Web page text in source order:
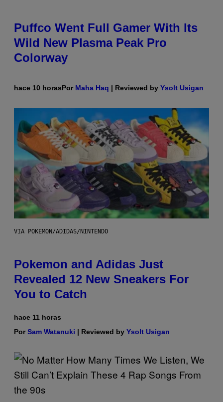
Puffco Went Full Gamer With Its
Wild New Plasma Peak Pro
Colorway
hace 10 horasPor Maha Haq | Reviewed by Ysolt Usigan
VIA POKEMON/ADIDAS/NINTENDO
Pokemon and Adidas Just
Revealed 12 New Sneakers For
You to Catch
hace 11 horas
PorSam Watanuki | Reviewed by Ysolt Usigan